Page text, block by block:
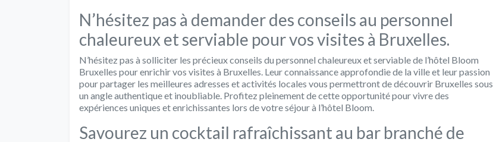
N’hésitez pas à demander des conseils au personnel
chaleureux et serviable pour vos visites à Bruxelles.
N’hésitez pas à solliciter les précieux conseils du personnel chaleureux et serviable de l’hôtel Bloom
Bruxelles pour enrichir vos visites à Bruxelles. Leur connaissance approfondie de la ville et leur passion
pour partager les meilleures adresses et activités locales vous permettront de découvrir Bruxelles sous
un angle authentique et inoubliable. Profitez pleinement de cette opportunité pour vivre des
expériences uniques et enrichissantes lors de votre séjour à l’hôtel Bloom.
Savourez un cocktail rafraîchissant au bar branché de